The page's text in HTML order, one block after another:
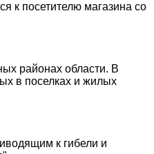
к посетителю магазина со
районах области. В
в поселках и жилых
к гибели и